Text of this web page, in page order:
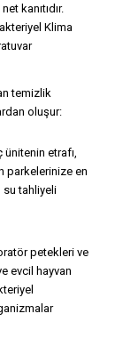
kanıtıdır.
Klima
temizlik
oluşur:
ünitenin etrafı,
parkelerinize en
tahliyeli
petekleri ve
evcil hayvan